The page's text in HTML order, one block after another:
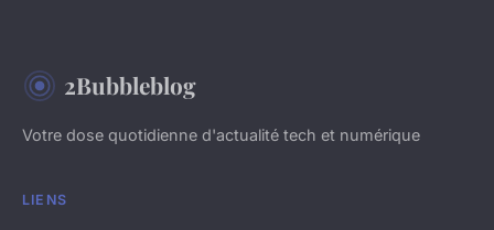
2Bubbleblog
Votre dose quotidienne d'actualité tech et numérique
LIENS